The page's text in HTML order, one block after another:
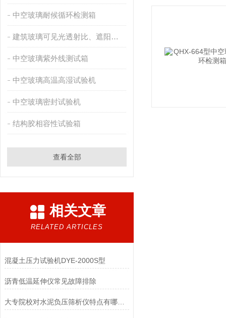
中空玻璃耐候循环检测箱
建筑玻璃可见光透射比、遮阳系数测定仪
中空玻璃紫外线测试箱
中空玻璃高温高湿试验机
中空玻璃密封试验机
结构胶相容性试验箱
查看全部
相关文章
RELATED ARTICLES
混凝土压力试验机DYE-2000S型
沥青低温延伸仪常见故障排除
大专院校对水泥负压筛析仪特点有哪些要求